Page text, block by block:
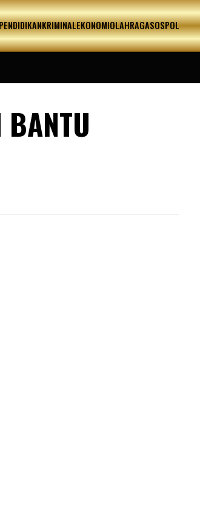
KRIMINALEKONOMIOLAHRAGASOSPOL